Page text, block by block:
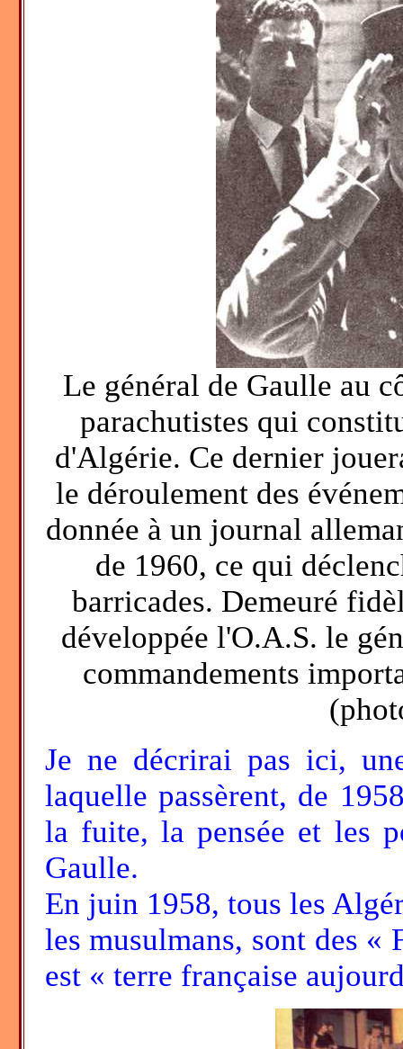
Le général de Gaulle au
parachutistes qui
d'Algérie. Ce dernier
le déroulement des
donnée à un journal
de 1960, ce qui
barricades. Demeuré
développée l'O.A.S. le
commandements
Je ne décrirai pas ici,
laquelle passèrent, de
la fuite, la pensée et les
Gaulle.
En juin 1958, tous les
les musulmans, sont des «
est « terre française